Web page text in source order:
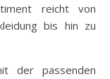
reicht von
bis hin zu
der passenden